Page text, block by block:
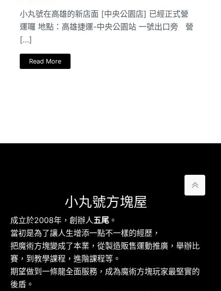
小丸號在高雄的新店面 [中央公園店] 已經正式營
運囉 地點：高雄捷運-中央公園站 一號出口旁 營
[…]
Read More
小丸號方塊屋
成立於2008年，創辦人 五尾 。
當初是為了讓人生增添一點不一樣的經歷，
把魔術方塊變成了本業，從製造販售運動推廣，舉辦比
賽，到教學課程，進階課程等。
期望做到一條龍全面服務，成為魔術方塊玩家最堅實的
後盾。